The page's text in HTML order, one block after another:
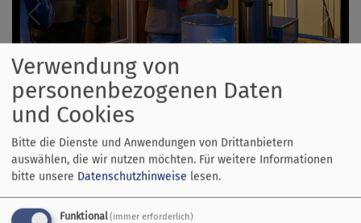
1/30
Verwendung von
personenbezogenen Daten
und Cookies
Bitte die Dienste und Anwendungen von Drittanbietern
auswählen, die wir nutzen möchten. Für weitere Informationen
bitte unsere Datenschutzhinweise lesen.
Funktional(immer erforderlich)